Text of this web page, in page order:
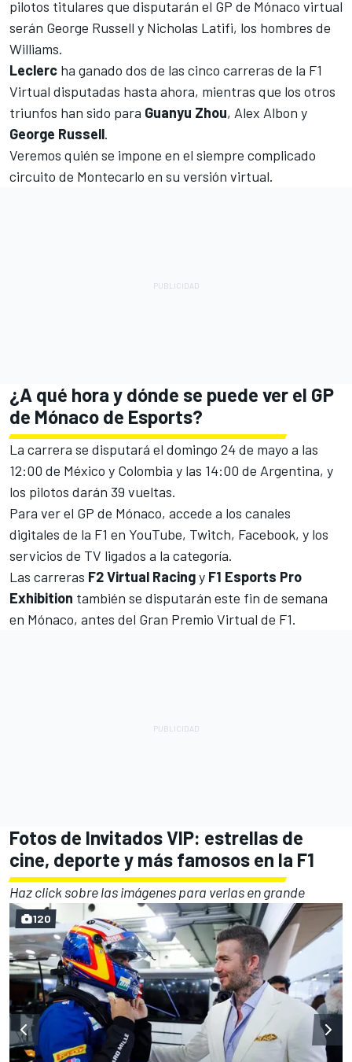
pilotos titulares que disputarán el GP de Mónaco virtual
serán George Russell y Nicholas Latifi, los hombres de
Williams.
Leclerc ha ganado dos de las cinco carreras de la F1
Virtual disputadas hasta ahora, mientras que los otros
triunfos han sido para Guanyu Zhou, Alex Albon y
George Russell.
Veremos quién se impone en el siempre complicado
circuito de Montecarlo en su versión virtual.
¿A qué hora y dónde se puede ver el GP
de Mónaco de Esports?
La carrera se disputará el domingo 24 de mayo a las
12:00 de México y Colombia y las 14:00 de Argentina, y
los pilotos darán 39 vueltas.
Para ver el GP de Mónaco, accede a los canales
digitales de la F1 en YouTube, Twitch, Facebook, y los
servicios de TV ligados a la categoría.
Las carreras F2 Virtual Racingy F1 Esports Pro
Exhibition también se disputarán este fin de semana
en Mónaco, antes del Gran Premio Virtual de F1.
Fotos de Invitados VIP: estrellas de
cine, deporte y más famosos en la F1
Haz click sobre las imágenes para verlas en grande
120